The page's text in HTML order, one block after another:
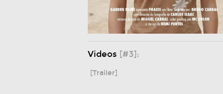
Videos [#3]:
[Trailer]